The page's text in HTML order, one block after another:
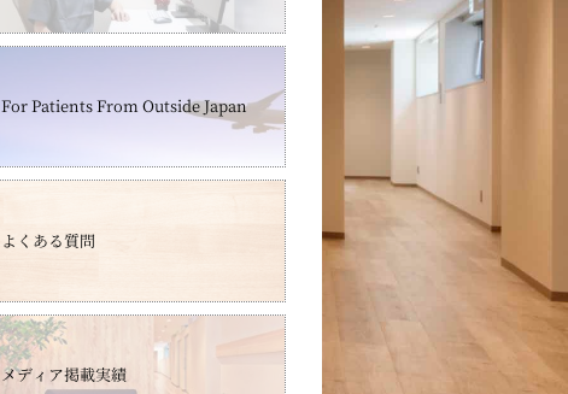
For Patients From Outside Japan
よくある質問
メディア掲載実績